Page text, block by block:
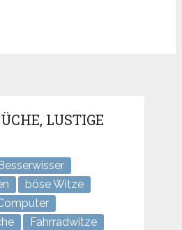
LUSTIGE
Besserwisser
böse Witze
Fahrradwitze